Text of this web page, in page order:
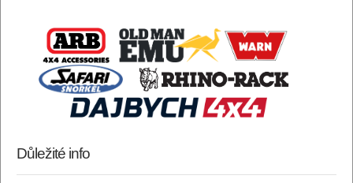
Důležité info